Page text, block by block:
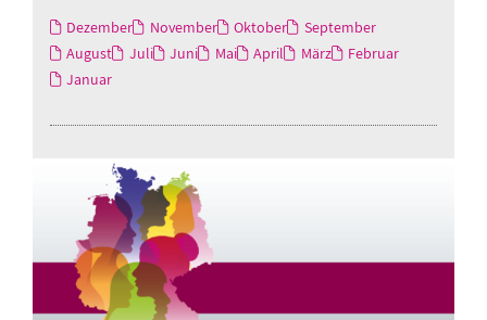
Dezember November Oktober
September
August
Juli Juni Mai April März
Februar
Januar